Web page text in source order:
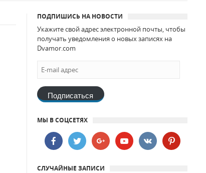
ПОДПИШИСЬ НА НОВОСТИ
Укажите свой адрес электронной почты, чтобы
получать уведомления о новых записях на
Dvamor.com
Подписаться
МЫ В СОЦСЕТЯХ
СЛУЧАЙНЫЕ ЗАПИСИ